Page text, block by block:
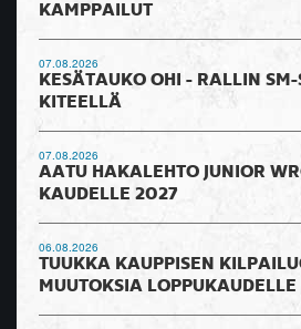
KAMPPAILUT
07.08.2026
KESÄTAUKO OHI - RALLIN SM-
KITEELLÄ
07.08.2026
AATU HAKALEHTO JUNIOR
KAUDELLE 2027
06.08.2026
TUUKKA KAUPPISEN
MUUTOKSIA LOPPUKAUDELLE